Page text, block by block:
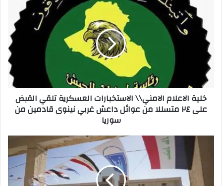
الاعلام
الامني\\
الاستخبارات
العسكرية
تلقي
القبض
على
متسللا
من
قادمين
سوريا
خلية الاعلام الامني\\ الاستخبارات العسكرية تلقي القبض
على ٢٤ متسللا من عوائل داعش غربي نينوى قادمين من
سوريا
مفوضية
انتخابات
العراق:
الانتهاء